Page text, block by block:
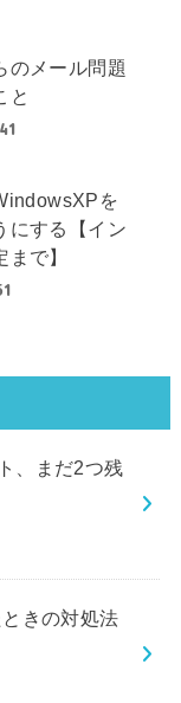
メール問題
と
を
にする【イン
で】
、まだ2つ残
きの対処法